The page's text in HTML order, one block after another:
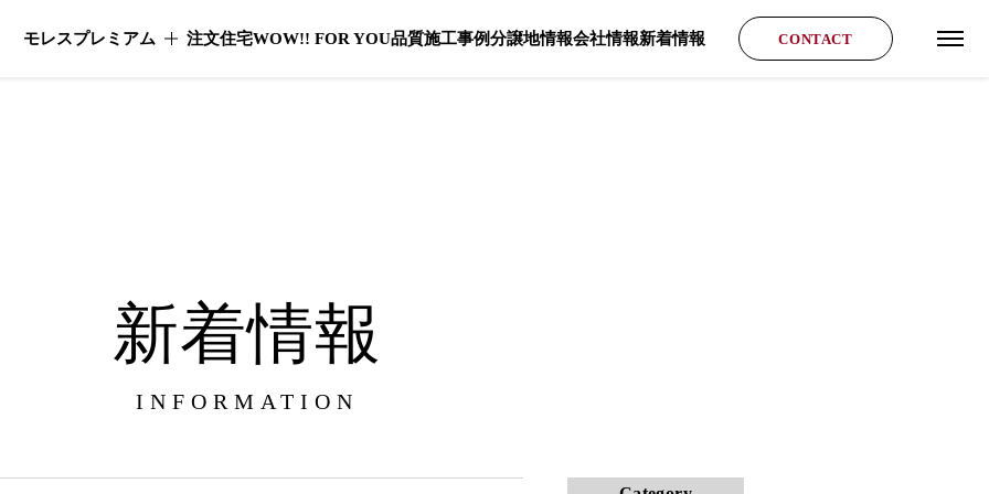
モレスプレミアム モレスプレミアムのメニューを開く
注文住宅WOW!! FOR YOU品質施工事例分譲地情報会社情報新着情報 CONTACT
グロ
新着情報
INFORMATION